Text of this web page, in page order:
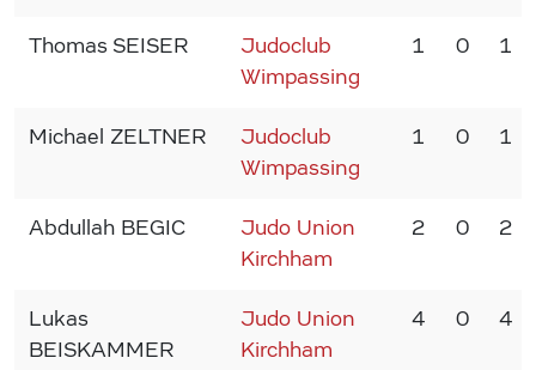
Thomas SEISER
Judoclub
Wimpassing
1 0 1
Michael ZELTNER
Judoclub
Wimpassing
1 0 1
Abdullah BEGIC
Judo Union
Kirchham
2 0 2
Lukas
BEISKAMMER
Judo Union
Kirchham
4 0 4